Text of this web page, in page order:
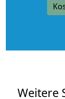
Weitere